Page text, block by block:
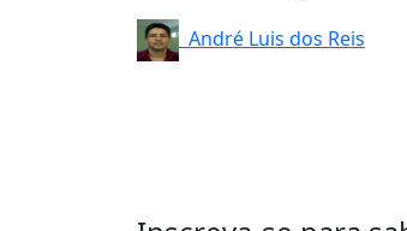
André Luis dos Reis